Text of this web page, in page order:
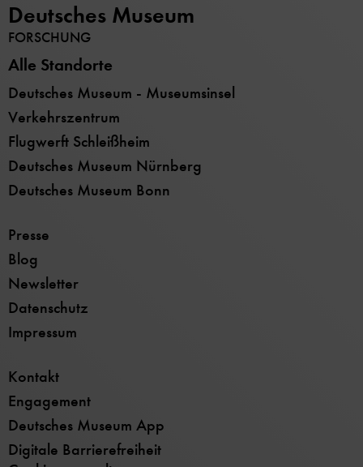
Deutsches Museum
FORSCHUNG
Alle Standorte
Deutsches Museum - Museumsinsel
Verkehrszentrum
Flugwerft Schleißheim
Deutsches Museum Nürnberg
Deutsches Museum Bonn
Presse
Blog
Newsletter
Datenschutz
Impressum
Kontakt
Engagement
Deutsches Museum App
Digitale Barrierefreiheit